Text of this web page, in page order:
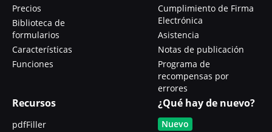
Precios
Biblioteca de
formularios
Características
Funciones
Cumplimiento de Firma
Electrónica
Asistencia
Notas de publicación
Programa de
recompensas por
errores
Recursos
pdfFiller
¿Qué hay de nuevo?
Nuevo